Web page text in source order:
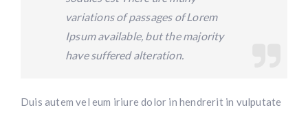
variations of passages of Lorem
Ipsum available, but the majority
have suffered alteration.
Duis autem vel eum iriure dolor in hendrerit in vulputate